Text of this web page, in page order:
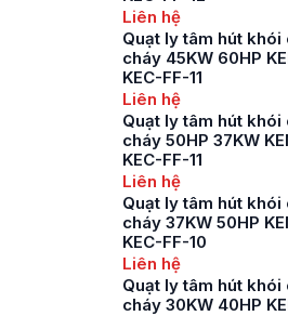
Liên hệ
Quạt ly tâm hút khói
cháy 45KW 60HP
KEC-FF-11
Liên hệ
Quạt ly tâm hút khói
cháy 50HP 37KW
KEC-FF-11
Liên hệ
Quạt ly tâm hút khói
cháy 37KW 50HP
KEC-FF-10
Liên hệ
Quạt ly tâm hút khói
cháy 30KW 40HP